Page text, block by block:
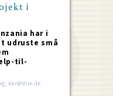
i
har i
udruste små
til-
kbr@dlm.dk